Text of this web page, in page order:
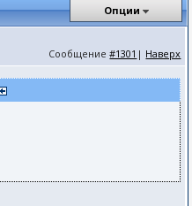
Опции
Сообщение#1301 | Наверх